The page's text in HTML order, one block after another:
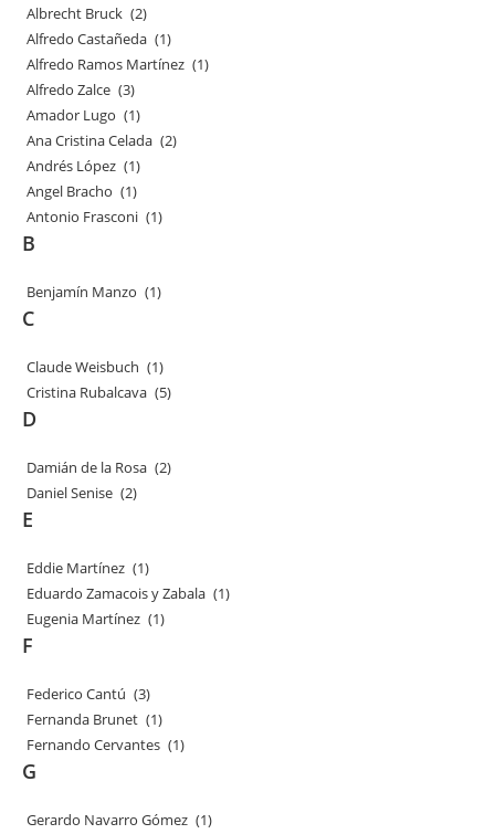
Albrecht Bruck (2)
Alfredo Castañeda (1)
Alfredo Ramos Martínez (1)
Alfredo Zalce (3)
Amador Lugo (1)
Ana Cristina Celada (2)
Andrés López (1)
Angel Bracho (1)
Antonio Frasconi (1)
B
Benjamín Manzo (1)
C
Claude Weisbuch (1)
Cristina Rubalcava (5)
D
Damián de la Rosa (2)
Daniel Senise (2)
E
Eddie Martínez (1)
Eduardo Zamacois y Zabala (1)
Eugenia Martínez (1)
F
Federico Cantú (3)
Fernanda Brunet (1)
Fernando Cervantes (1)
G
Gerardo Navarro Gómez (1)